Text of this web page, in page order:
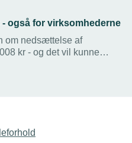
også for virksomhederne
om nedsættelse af
kr - og det vil kunne